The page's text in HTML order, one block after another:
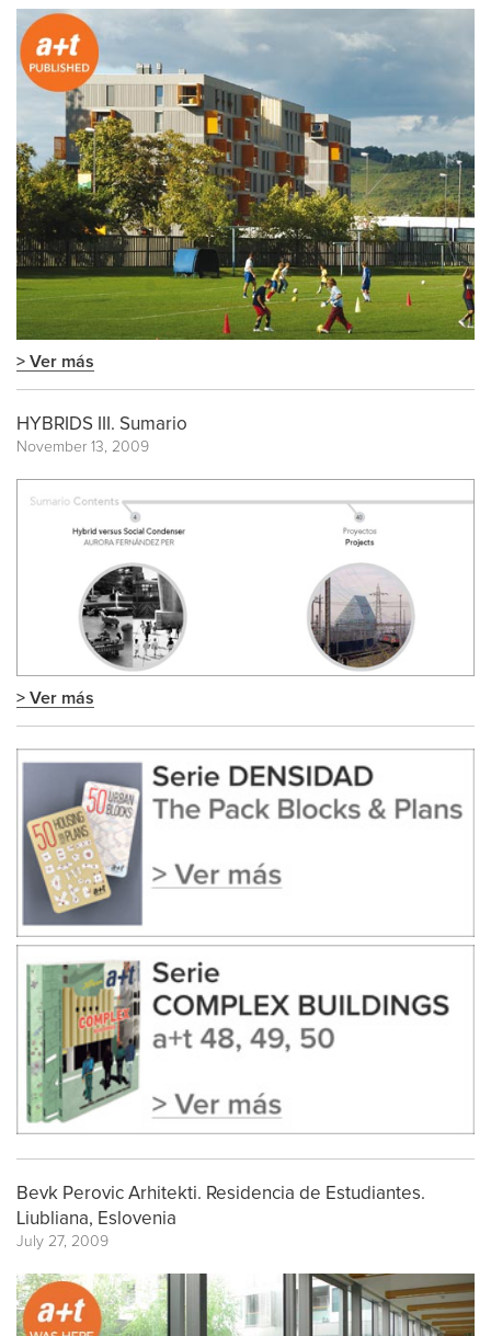
> Ver más
HYBRIDS III. Sumario
November 13, 2009
> Ver más
Bevk Perovic Arhitekti. Residencia de Estudiantes.
Liubliana, Eslovenia
July 27, 2009